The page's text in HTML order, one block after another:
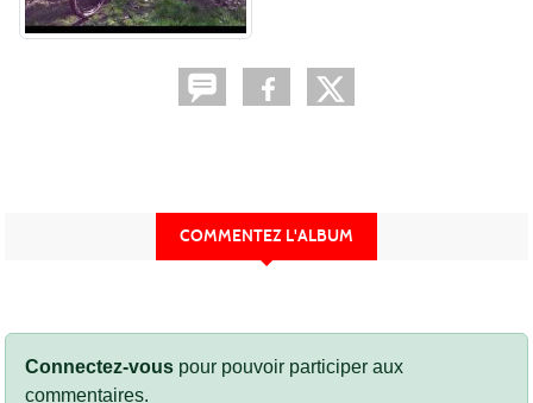
COMMENTEZ L'ALBUM
Connectez-vous pour pouvoir participer aux
commentaires.